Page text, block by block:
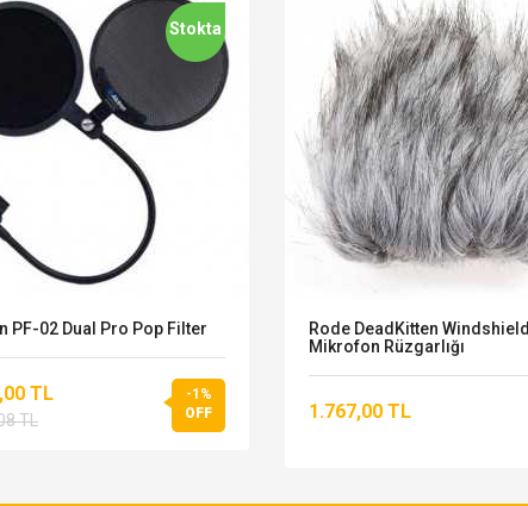
Stokta
PF-02 Dual Pro Pop Filter
TL
TL
-1%
OFF
Rode DeadKitten Windshield
Mikrofon Rüzgarlığı
1.767,00 TL